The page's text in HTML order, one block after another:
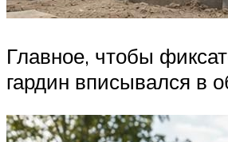
Главное, чтобы
гардин вписывался в